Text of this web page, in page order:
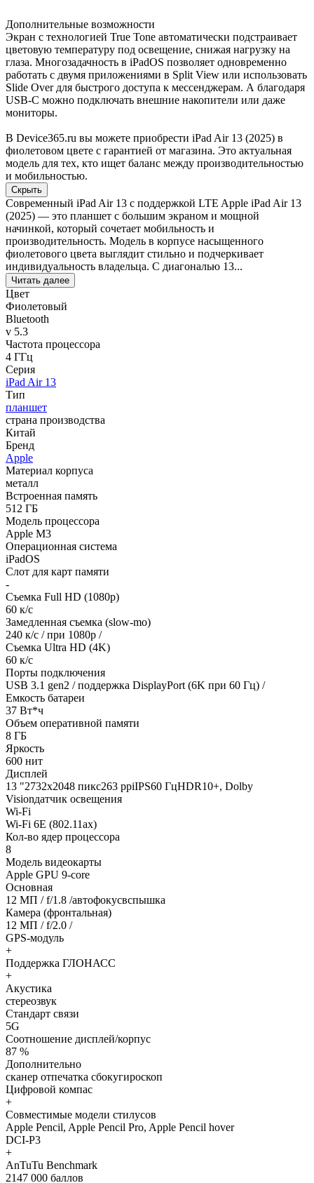
Дополнительные возможности
Экран с технологией True Tone автоматически подстраивает
цветовую температуру под освещение, снижая нагрузку на
глаза. Многозадачность в iPadOS позволяет одновременно
работать с двумя приложениями в Split View или использовать
Slide Over для быстрого доступа к мессенджерам. А благодаря
USB-C можно подключать внешние накопители или даже
мониторы.
В Device365.ru вы можете приобрести iPad Air 13 (2025) в
фиолетовом цвете с гарантией от магазина. Это актуальная
модель для тех, кто ищет баланс между производительностью
и мобильностью.
Скрыть
Современный iPad Air 13 с поддержкой LTE Apple iPad Air 13
(2025) — это планшет с большим экраном и мощной
начинкой, который сочетает мобильность и
производительность. Модель в корпусе насыщенного
фиолетового цвета выглядит стильно и подчеркивает
индивидуальность владельца. С диагональю 13...
Читать далее
Цвет
Фиолетовый
Bluetooth
v 5.3
Частота процессора
4 ГГц
Серия
iPad Air 13
Тип
планшет
страна производства
Китай
Бренд
Apple
Материал корпуса
металл
Встроенная память
512 ГБ
Модель процессора
Apple M3
Операционная система
iPadOS
Слот для карт памяти
-
Съемка Full HD (1080p)
60 к/с
Замедленная съемка (slow-mo)
240 к/с / при 1080р /
Съемка Ultra HD (4K)
60 к/с
Порты подключения
USB 3.1 gen2 / поддержка DisplayPort (6K при 60 Гц) /
Емкость батареи
37 Вт*ч
Объем оперативной памяти
8 ГБ
Яркость
600 нит
Дисплей
13 "2732x2048 пикс263 ppiIPS60 ГцHDR10+, Dolby
Visionдатчик освещения
Wi-Fi
Wi-Fi 6E (802.11ax)
Кол-во ядер процессора
8
Модель видеокарты
Apple GPU 9-core
Основная
12 МП / f/1.8 /автофокусвспышка
Камера (фронтальная)
12 МП / f/2.0 /
GPS-модуль
+
Поддержка ГЛОНАСС
+
Акустика
стереозвук
Стандарт связи
5G
Соотношение дисплей/корпус
87 %
Дополнительно
сканер отпечатка сбокугироскоп
Цифровой компас
+
Совместимые модели стилусов
Apple Pencil, Apple Pencil Pro, Apple Pencil hover
DCI-P3
+
AnTuTu Benchmark
2147 000 баллов